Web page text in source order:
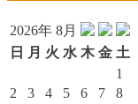
2026年 8月
日
月 火 水 木 金 土
1
2
3 4 5 6 7
8